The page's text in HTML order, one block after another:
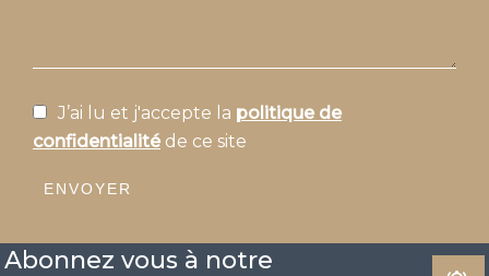
J’ai lu et j'accepte la politique de
confidentialitéde ce site
ENVOYER
Abonnez vous à notre